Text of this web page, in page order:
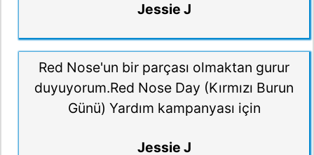
Jessie J
Red Nose'un bir parçası olmaktan gurur
duyuyorum.Red Nose Day (Kırmızı Burun
Günü) Yardım kampanyası için
Jessie J